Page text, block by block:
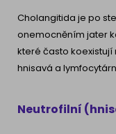
Cholangitida je po
onemocněním jater
které často
hnisavá a
Neutrofilní